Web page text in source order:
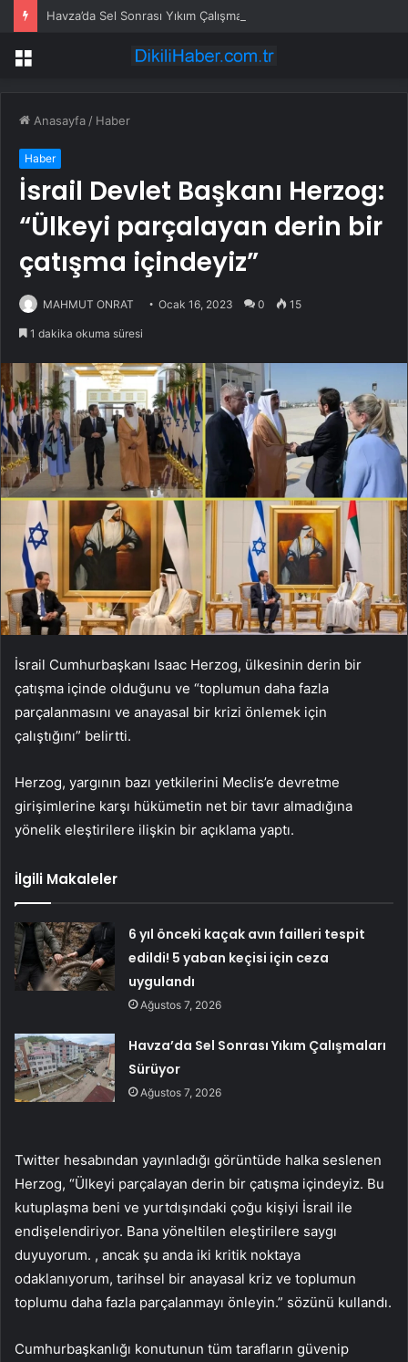
Havza’da Sel Sonrası Yıkım Çalışmaları Sürüyor
Menü
Anasayfa / Haber
Haber
İsrail Devlet Başkanı Herzog:
“Ülkeyi parçalayan derin bir
çatışma içindeyiz”
MAHMUT ONRAT Ocak 16, 2023 0 15
1 dakika okuma süresi
İsrail Cumhurbaşkanı Isaac Herzog, ülkesinin derin bir
çatışma içinde olduğunu ve “toplumun daha fazla
parçalanmasını ve anayasal bir krizi önlemek için
çalıştığını” belirtti.
Herzog, yargının bazı yetkilerini Meclis’e devretme
girişimlerine karşı hükümetin net bir tavır almadığına
yönelik eleştirilere ilişkin bir açıklama yaptı.
İlgili Makaleler
6 yıl önceki kaçak avın failleri tespit
edildi! 5 yaban keçisi için ceza
uygulandı
Ağustos 7, 2026
Havza’da Sel Sonrası Yıkım Çalışmaları
Sürüyor
Ağustos 7, 2026
Twitter hesabından yayınladığı görüntüde halka seslenen
Herzog, “Ülkeyi parçalayan derin bir çatışma içindeyiz. Bu
kutuplaşma beni ve yurtdışındaki çoğu kişiyi İsrail ile
endişelendiriyor. Bana yöneltilen eleştirilere saygı
duyuyorum. , ancak şu anda iki kritik noktaya
odaklanıyorum, tarihsel bir anayasal kriz ve toplumun
toplumu daha fazla parçalanmayı önleyin.” sözünü kullandı.
Cumhurbaşkanlığı konutunun tüm tarafların güvenip